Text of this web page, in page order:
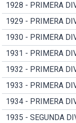
1928 - PRIMERA
1929 - PRIMERA
1930 - PRIMERA
1931 - PRIMERA
1932 - PRIMERA
1933 - PRIMERA
1934 - PRIMERA
1935 - SEGUNDA